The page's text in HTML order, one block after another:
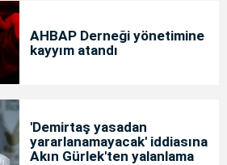
AHBAP Derneği yönetimine
kayyım atandı
'Demirtaş yasadan
yararlanamayacak' iddiasına
Akın Gürlek'ten yalanlama